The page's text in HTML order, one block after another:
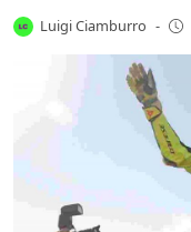
Luigi Ciamburro -